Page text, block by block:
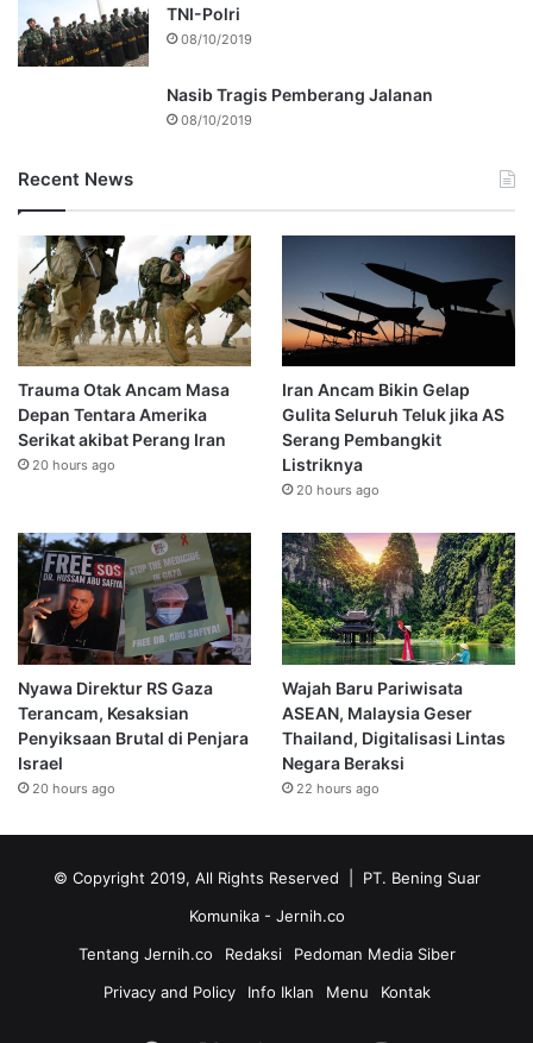
TNI-Polri
08/10/2019
Nasib Tragis Pemberang Jalanan
08/10/2019
Recent News
Trauma Otak Ancam Masa
Depan Tentara Amerika
Serikat akibat Perang Iran
20 hours ago
Iran Ancam Bikin Gelap
Gulita Seluruh Teluk jika AS
Serang Pembangkit
Listriknya
20 hours ago
Nyawa Direktur RS Gaza
Terancam, Kesaksian
Penyiksaan Brutal di Penjara
Israel
20 hours ago
Wajah Baru Pariwisata
ASEAN, Malaysia Geser
Thailand, Digitalisasi Lintas
Negara Beraksi
22 hours ago
© Copyright 2019, All Rights Reserved | PT. Bening Suar
Komunika - Jernih.co
Tentang Jernih.co
Redaksi
Pedoman Media Siber
Privacy and Policy
Info Iklan Menu Kontak